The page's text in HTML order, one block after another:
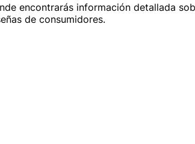
encontrarás información detallada
de consumidores.